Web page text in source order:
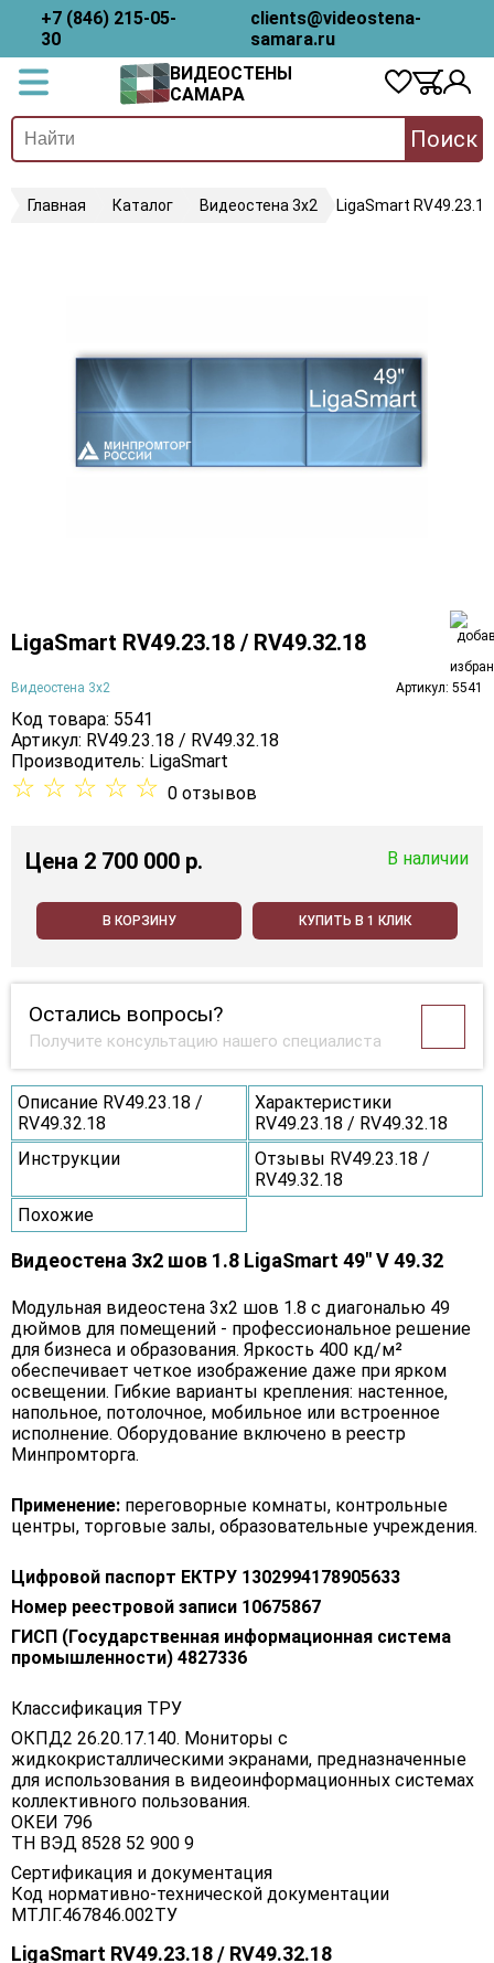
+7 (846) 215-05-
30
clients@videostena-
samara.ru
ВИДЕОСТЕНЫ
САМАРА
Поиск
Главная Каталог Видеостена 3х2 LigaSmart
LigaSmart RV49.23.18 / RV49.32.18
Видеостена 3х2 Артикул: 5541
Код товара: 5541
Артикул: RV49.23.18 / RV49.32.18
Производитель: LigaSmart
☆ ☆ ☆ ☆ ☆ 0 отзывов
Цена 2 700 000 p. В наличии
В КОРЗИНУ КУПИТЬ В 1 КЛИК
Остались вопросы?
Получите консультацию нашего специалиста
Описание RV49.23.18 /
RV49.32.18
Характеристики
RV49.23.18 / RV49.32.18
Инструкции
Отзывы RV49.23.18 /
RV49.32.18
Похожие
Видеостена 3x2 шов 1.8 LigaSmart 49" V 49.32
Модульная видеостена 3x2 шов 1.8 с диагональю 49
дюймов для помещений - профессиональное решение
для бизнеса и образования. Яркость 400 кд/м²
обеспечивает четкое изображение даже при ярком
освещении. Гибкие варианты крепления: настенное,
напольное, потолочное, мобильное или встроенное
исполнение. Оборудование включено в реестр
Минпромторга.
Применение: переговорные комнаты, контрольные
центры, торговые залы, образовательные учреждения.
Цифровой паспорт ЕКТРУ 1302994178905633
Номер реестровой записи 10675867
ГИСП (Государственная информационная система
промышленности) 4827336
Классификация ТРУ
ОКПД2 26.20.17.140. Мониторы с
жидкокристаллическими экранами, предназначенные
для использования в видеоинформационных системах
коллективного пользования.
ОКЕИ 796
ТН ВЭД 8528 52 900 9
Сертификация и документация
Код нормативно-технической документации
МТЛГ.467846.002ТУ
LigaSmart RV49.23.18 / RV49.32.18